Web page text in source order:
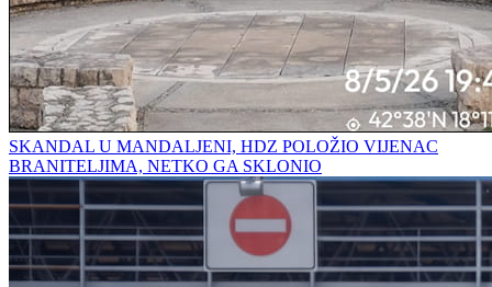
SKANDAL U MANDALJENI, HDZ POLOŽIO VIJENAC
BRANITELJIMA, NETKO GA SKLONIO